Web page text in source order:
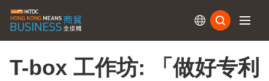
T-box 工作坊: 「做好专利